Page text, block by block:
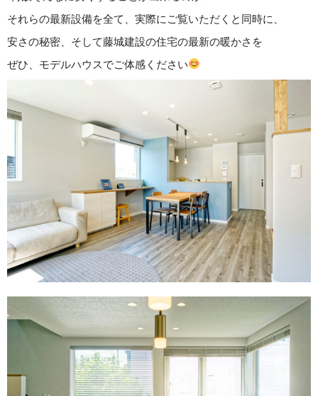
それらの最新設備を全て、実際にご覧いただくと同時に、
安さの秘密、そして藤城建設の住宅の最新の暖かさを
ぜひ、モデルハウスでご体感ください